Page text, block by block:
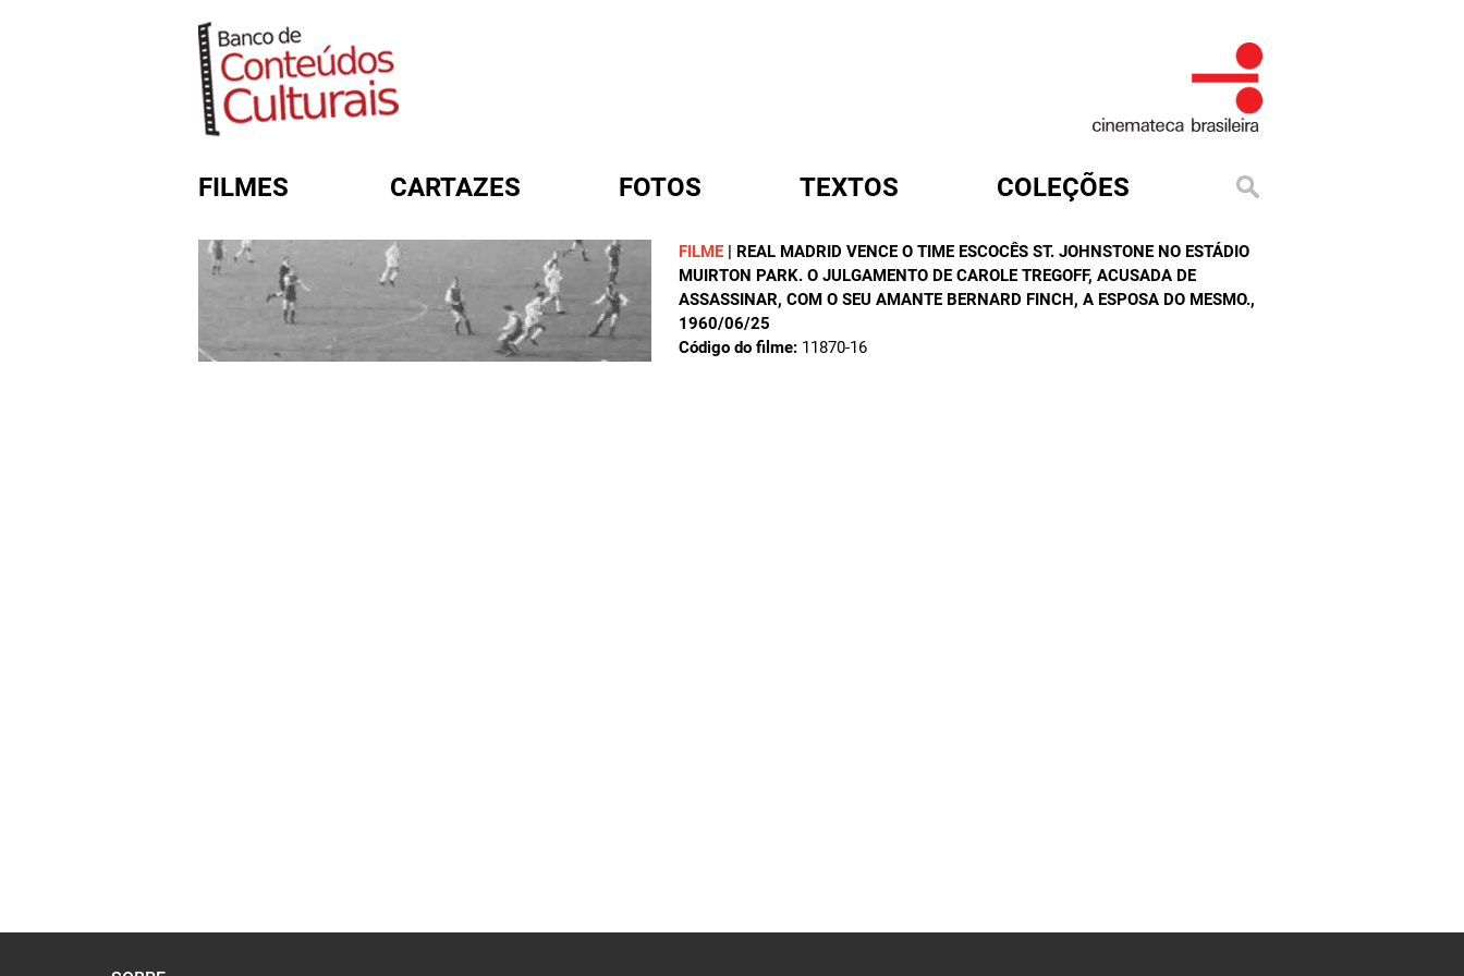
FILMES CARTAZES FOTOS TEXTOS COLEÇÕES
FILME | REAL MADRID VENCE O TIME ESCOCÊS ST. JOHNSTONE NO ESTÁDIO
MUIRTON PARK. O JULGAMENTO DE CAROLE TREGOFF, ACUSADA DE
ASSASSINAR, COM O SEU AMANTE BERNARD FINCH, A ESPOSA DO MESMO.,
1960/06/25
Código do filme: 11870-16
FORMULÁRIO DE BUSCA